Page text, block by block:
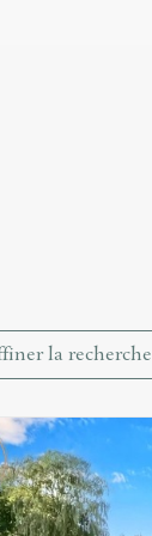
la recherche